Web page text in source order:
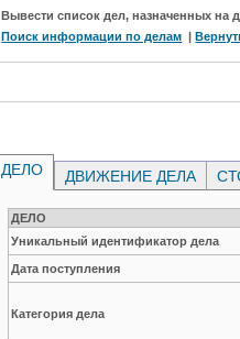
Вывести список дел, назначенных на
Поиск информации по делам |
ДЕЛО ДВИЖЕНИЕ ДЕЛА
ДЕЛО
Уникальный идентификатор дела
Дата поступления
Категория дела